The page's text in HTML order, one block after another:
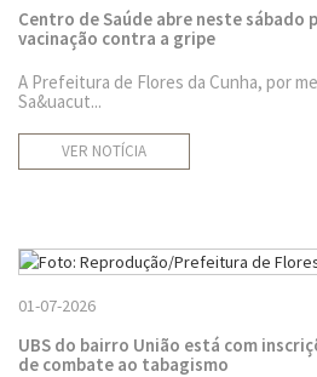
Centro de Saúde abre neste sábado
vacinação contra a gripe
A Prefeitura de Flores da Cunha, por
Sa&uacut...
VER NOTÍCIA
01-07-2026
UBS do bairro União está com
de combate ao tabagismo